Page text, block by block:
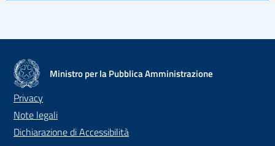
Ministro per la Pubblica Amministrazione
Privacy
Note legali
Dichiarazione di Accessibilità